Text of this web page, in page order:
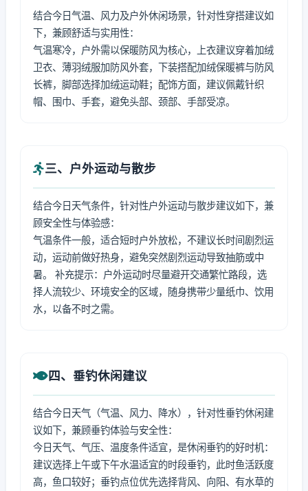
结合今日气温、风力及户外休闲场景，针对性穿搭建议如
下，兼顾舒适与实用性：
气温寒冷，户外需以保暖防风为核心，上衣建议穿着加绒
卫衣、薄羽绒服加防风外套，下装搭配加绒保暖裤与防风
长裤，脚部选择加绒运动鞋；配饰方面，建议佩戴针织
帽、围巾、手套，避免头部、颈部、手部受凉。
三、户外运动与散步
结合今日天气条件，针对性户外运动与散步建议如下，兼
顾安全性与体验感：
气温条件一般，适合短时户外放松，不建议长时间剧烈运
动，运动前做好热身，避免突然剧烈运动导致抽筋或中
暑。 补充提示：户外运动时尽量避开交通繁忙路段，选
择人流较少、环境安全的区域，随身携带少量纸巾、饮用
水，以备不时之需。
四、垂钓休闲建议
结合今日天气（气温、风力、降水），针对性垂钓休闲建
议如下，兼顾垂钓体验与安全性：
今日天气、气压、温度条件适宜，是休闲垂钓的好时机：
建议选择上午或下午水温适宜的时段垂钓，此时鱼活跃度
高，鱼口较好；垂钓点位优先选择背风、向阳、有水草的